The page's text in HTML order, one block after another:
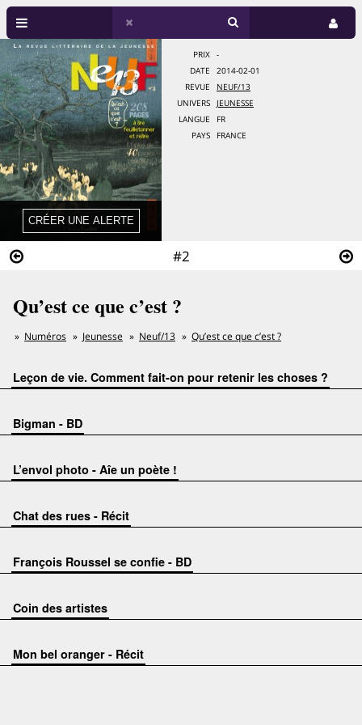
#2
PRIX
-
DATE
2014-02-01
REVUE
NEUF/13
UNIVERS
JEUNESSE
LANGUE
FR
PAYS
FRANCE
Qu’est ce que c’est ?
Numéros Jeunesse Neuf/13 Qu’est ce que c’est ?
Leçon de vie. Comment fait-on pour retenir les choses ?
Bigman - BD
L’envol photo - Aîe un poète !
Chat des rues - Récit
François Roussel se confie - BD
Coin des artistes
Mon bel oranger - Récit